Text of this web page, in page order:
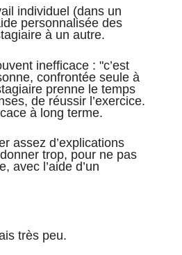
individuel (dans un
personnalisée des
à un autre.
inefficace : "c’est
confrontée seule à
prenne le temps
de réussir l’exercice.
à long terme.
assez d’explications
trop, pour ne pas
avec l’aide d’un
très peu.